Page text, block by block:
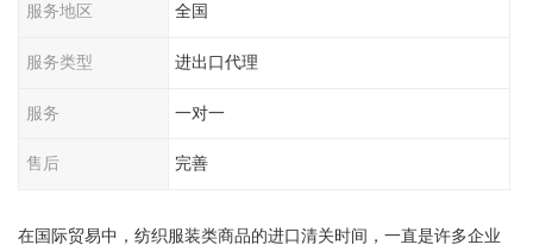
服务地区 全国
服务类型 进出口代理
服务 一对一
售后 完善
在国际贸易中，纺织服装类商品的进口清关时间，一直是许多企业